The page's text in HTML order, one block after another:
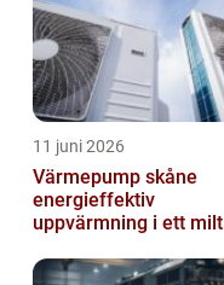
11 juni 2026
Värmepump skåne
energieffektiv
uppvärmning i ett milt